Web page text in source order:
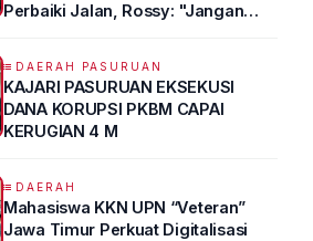
Perbaiki Jalan, Rossy: "Jangan
DAERAH PASURUAN
KAJARI PASURUAN EKSEKUSI
DANA KORUPSI PKBM CAPAI
KERUGIAN 4 M
DAERAH
Mahasiswa KKN UPN “Veteran”
Jawa Timur Perkuat Digitalisasi